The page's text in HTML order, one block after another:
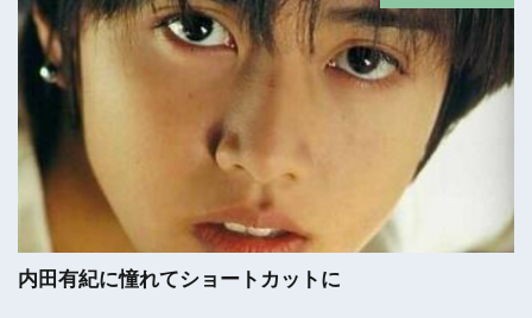
内田有紀に憧れてショートカットに